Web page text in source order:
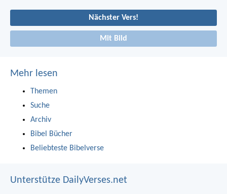
Nächster Vers!
Mit Bild
Mehr lesen
Themen
Suche
Archiv
Bibel Bücher
Beliebteste Bibelverse
Unterstütze DailyVerses.net